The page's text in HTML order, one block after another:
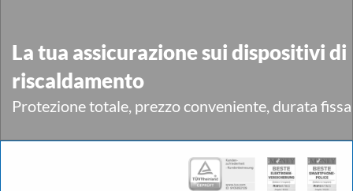
La tua assicurazione sui dispositivi di
riscaldamento
Protezione totale, prezzo conveniente, durata fissa